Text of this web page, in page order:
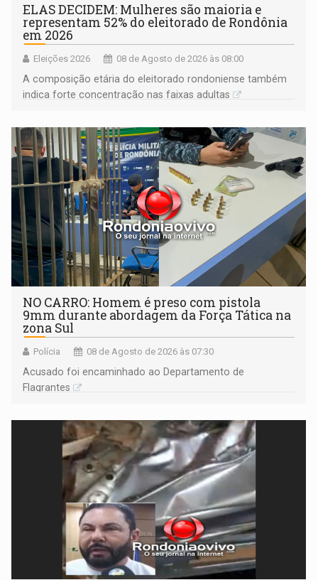
ELAS DECIDEM: Mulheres são maioria e
representam 52% do eleitorado de Rondônia
em 2026
Eleições 2026 08 de Agosto de 2026 às 08:00
A composição etária do eleitorado rondoniense também
indica forte concentração nas faixas adultas
NO CARRO: Homem é preso com pistola
9mm durante abordagem da Força Tática na
zona Sul
Polícia 08 de Agosto de 2026 às 07:30
Acusado foi encaminhado ao Departamento de
Flagrantes